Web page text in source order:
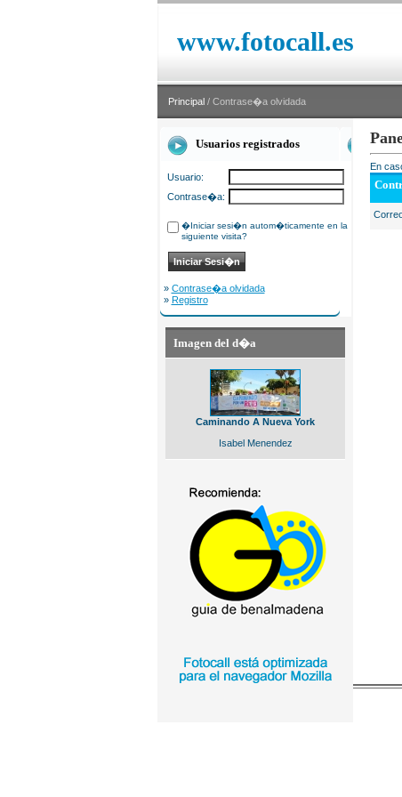
www.fotocall.es
Principal / Contrase�a olvidada
Usuarios registrados
Usuario:
Contrase�a:
�Iniciar sesi�n autom�ticamente en la
siguiente visita?
» Contrase�a olvidada
» Registro
Imagen del d�a
Caminando A Nueva York
Isabel Menendez
En